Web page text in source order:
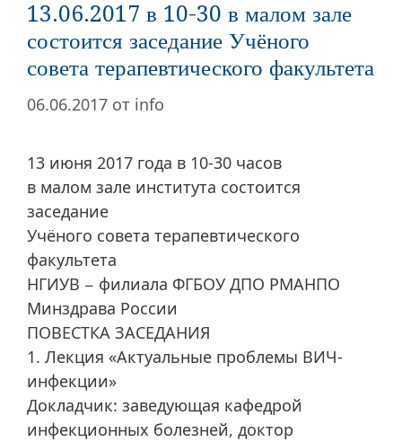
13.06.2017 в 10-30 в малом зале
состоится заседание Учёного
совета терапевтического факультета
06.06.2017 от info
13 июня 2017 года в 10-30 часов
в малом зале института состоится
заседание
Учёного совета терапевтического
факультета
НГИУВ − филиала ФГБОУ ДПО РМАНПО
Минздрава России
ПОВЕСТКА ЗАСЕДАНИЯ
1. Лекция «Актуальные проблемы ВИЧ-
инфекции»
Докладчик: заведующая кафедрой
инфекционных болезней, доктор